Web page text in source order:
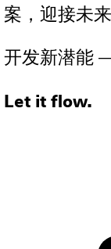
案，迎接未来
开发新潜能
Let it flow.